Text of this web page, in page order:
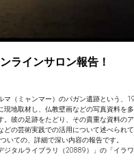
ラインサロン報告！
マ（ミャンマー）のパガン遺跡という、
現地取材し、仏教壁画などの写真資料を
。彼の足跡をたどり、その貴重な資料の
の芸術実践での活用について述べられて
いての、詳細で深い内容の報告です。
ジタルライブラリ（20889）」の「イラ